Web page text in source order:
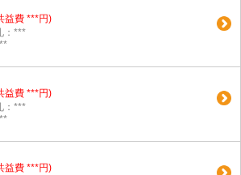
益費 ***円)
：***
益費 ***円)
：***
益費 ***円)